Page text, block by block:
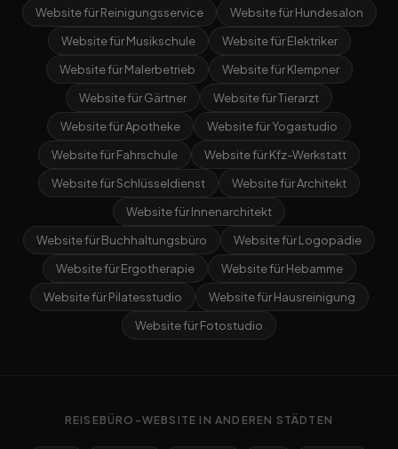
Website für Reinigungsservice
Website für Hundesalon
Website für Musikschule
Website für Elektriker
Website für Malerbetrieb
Website für Klempner
Website für Gärtner
Website für Tierarzt
Website für Apotheke
Website für Yogastudio
Website für Fahrschule
Website für Kfz-Werkstatt
Website für Schlüsseldienst
Website für Architekt
Website für Innenarchitekt
Website für Buchhaltungsbüro
Website für Logopädie
Website für Ergotherapie
Website für Hebamme
Website für Pilatesstudio
Website für Hausreinigung
Website für Fotostudio
REISEBÜRO-WEBSITE IN ANDEREN STÄDTEN